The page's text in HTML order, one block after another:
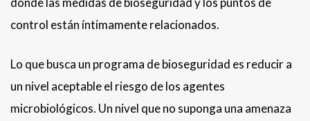
control están íntimamente relacionados.
Lo que busca un programa de bioseguridad es reducir a
un nivel aceptable el riesgo de los agentes
microbiológicos. Un nivel que no suponga una amenaza